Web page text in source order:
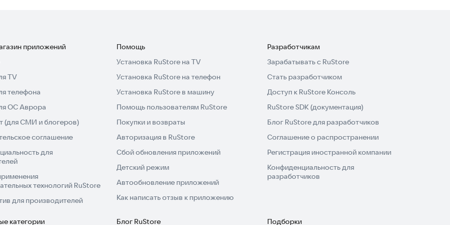
голосов нашего времени:
голову вскоре после того, как я изобрел
платформа для обмена видео, которая любит мемы
наodysee.com, чтобы синхронизировать
приложений
TV
телефона
ОС Аврора
(для СМИ и блогеров)
соглашение
для
технологий RuStore
для производителей
Помощь
Установка RuStore на TV
Установка RuStore на телефон
Установка RuStore в машину
Помощь пользователям RuStore
Покупки и возвраты
Авторизация в RuStore
Сбой обновления приложений
Детский режим
Автообновление приложений
Как написать отзыв к приложению
Разработчикам
Зарабатывать с RuStore
Стать разработчиком
Доступ к RuStore Консоль
RuStore SDK (документация)
Блог RuStore для разработчиков
Соглашение о распространении
Регистрация иностранной компании
Конфиденциальность для
разработчиков
категории Блог RuStore Подборки